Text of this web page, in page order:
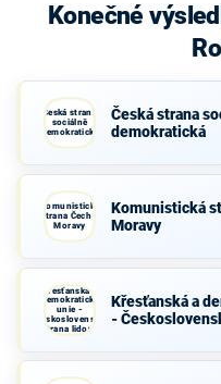
Konečné
Česká strana
sociálně
demokratická
Česká strana
demokratická
Komunistická
strana Čech a
Moravy
Komunistická
Moravy
Křesťanská a
demokratická
unie -
Československá
strana lidová
Křesťanská a
-